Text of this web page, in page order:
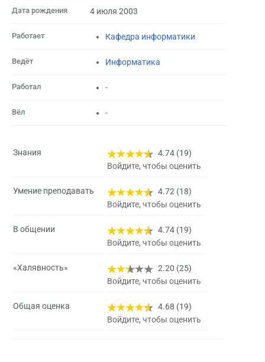
Дата рождения 4 июля 2003
Работает Кафедра информатики
Ведёт Информатика
Работал -
Вёл -
Знания
4.74 (19)
Войдите, чтобы оценить
Умение преподавать
4.72 (18)
Войдите, чтобы оценить
В общении
4.74 (19)
Войдите, чтобы оценить
«Халявность»
2.20 (25)
Войдите, чтобы оценить
Общая оценка
4.68 (19)
Войдите, чтобы оценить